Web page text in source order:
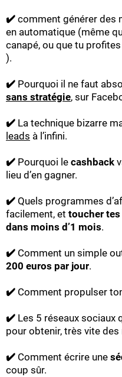
✔️ comment générer des
en automatique (même
canapé, ou que tu
).
✔️ Pourquoi il ne faut
sans stratégie, sur
✔️ La technique bizarre
leads à l’infini.
✔️ Pourquoi le cashback
lieu d’en gagner.
✔️ Quels programmes
facilement, et toucher
dans moins d’1 mois.
✔️ Comment un simple
200 euros par jour.
✔️ Comment propulser
✔️ Les 5 réseaux sociaux
pour obtenir, très vite des
✔️ Comment écrire une
coup sûr.